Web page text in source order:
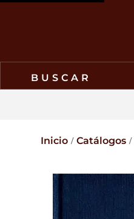
Inicio / Catálogos /